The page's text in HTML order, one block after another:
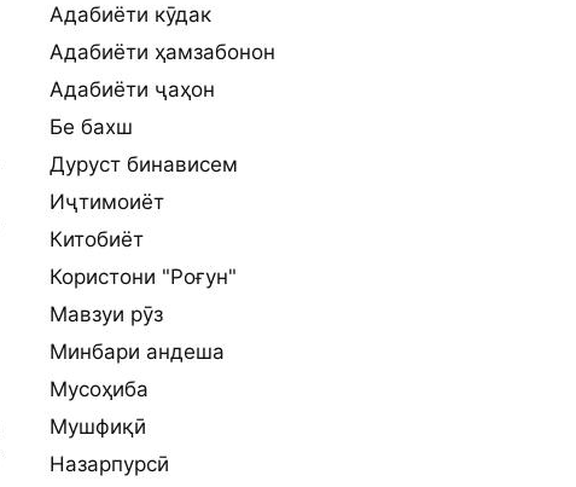
Адабиёти кӯдак
Адабиёти ҳамзабонон
Адабиёти ҷаҳон
Бе бахш
Дуруст бинависем
Иҷтимоиёт
Китобиёт
Користони "Роғун"
Мавзуи рӯз
Минбари андеша
Мусоҳиба
Мушфиқӣ
Назарпурсӣ